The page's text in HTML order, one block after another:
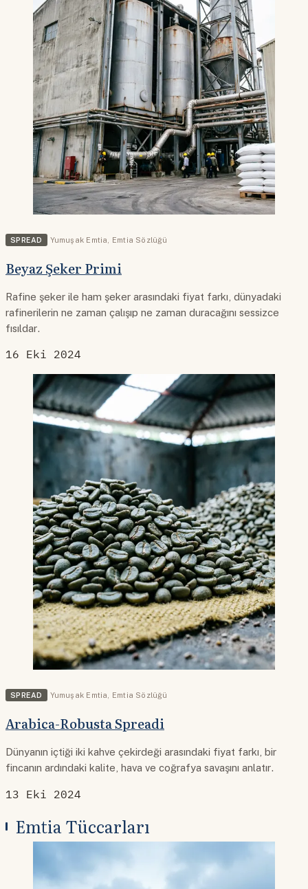
SPREAD Yumuşak Emtia Emtia Sözlüğü
Beyaz Şeker Primi
Rafine şeker ile ham şeker arasındaki fiyat farkı, dünyadaki
rafinerilerin ne zaman çalışıp ne zaman duracağını sessizce
fısıldar.
16 Eki 2024
SPREAD Yumuşak Emtia, Emtia Sözlüğü
Arabica-Robusta Spreadi
Dünyanın içtiği iki kahve çekirdeği arasındaki fiyat farkı, bir
fincanın ardındaki kalite, hava ve coğrafya savaşını anlatır.
13 Eki 2024
Emtia Tüccarları